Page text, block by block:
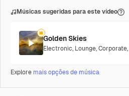
Músicas sugeridas para este vídeo
Golden Skies
Electronic, Lounge,Corporate,
Explore mais opções de música